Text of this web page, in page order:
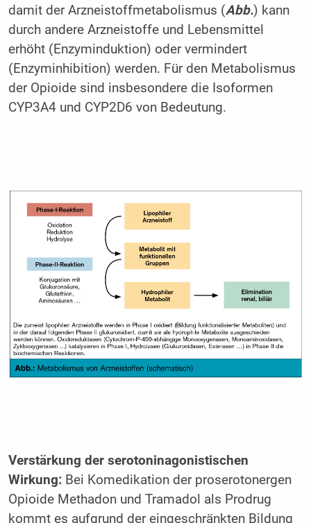
damit der Arzneistoffmetabolismus (Abb.) kann
durch andere Arzneistoffe und Lebensmittel
erhöht (Enzyminduktion) oder vermindert
(Enzyminhibition) werden. Für den Metabolismus
der Opioide sind insbesondere die Isoformen
CYP3A4 und CYP2D6 von Bedeutung.
Verstärkung der serotoninagonistischen
Wirkung:Bei Komedikation der proserotonergen
Opioide Methadon und Tramadol als Prodrug
kommt es aufgrund der eingeschränkten Bildung